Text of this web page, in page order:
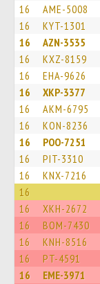
16 AME-5008
16 KYT-1301
16 AZN-3535
16 KXZ-8159
16 EHA-9626
16 XKP-3377
16 AKM-6795
16 KON-8236
16 POO-7251
16 PIT-3310
16 KNX-7216
16
16 XKH-2672
16 BOM-7430
16 KNH-8516
16 PT-4591
16 EME-3971